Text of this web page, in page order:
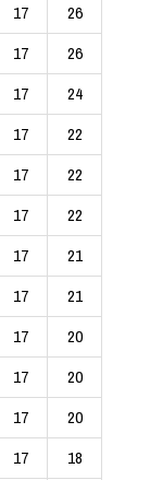
17
26
17
26
17
24
17
22
17
22
17
22
17
21
17
21
17
20
17
20
17
20
17
18